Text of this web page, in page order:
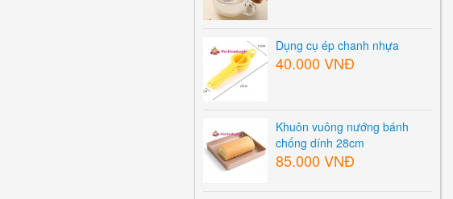
Dụng cụ ép chanh nhựa
40.000 VNĐ
Khuôn vuông nướng bánh
chống dính 28cm
85.000 VNĐ